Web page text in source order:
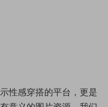
性感穿搭的平台，更是